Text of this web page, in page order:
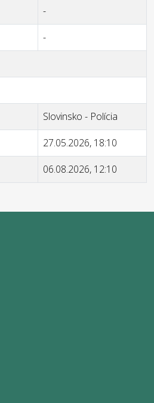
-
-
Slovinsko - Polícia
27.05.2026, 18:10
06.08.2026, 12:10